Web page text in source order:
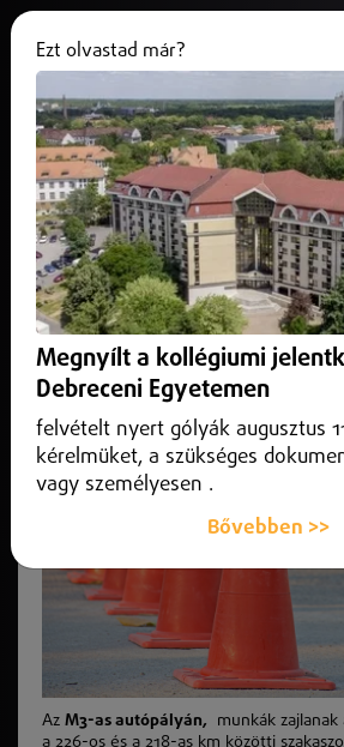
Az M3-as autópályán,
zajlanak, a 226-os és a
közötti szakaszon
2024. november 06.Közlekedés infó
Az M3-as autópályán, munkák zajlanak,
as km közötti szakaszon
Az M3-as autópályán, munkák
a 226-os és a 218-as km közötti
Ezt olvastad már?
Megnyílt a kollégiumi
Debreceni Egyetemen
felvételt nyert gólyák augusztus
kérelmüket, a szükséges
vagy személyesen .
Bővebben >>